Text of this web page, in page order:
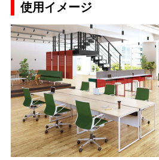
使用イメージ